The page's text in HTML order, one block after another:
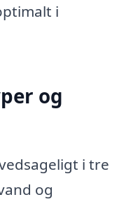
i
og
i tre
og